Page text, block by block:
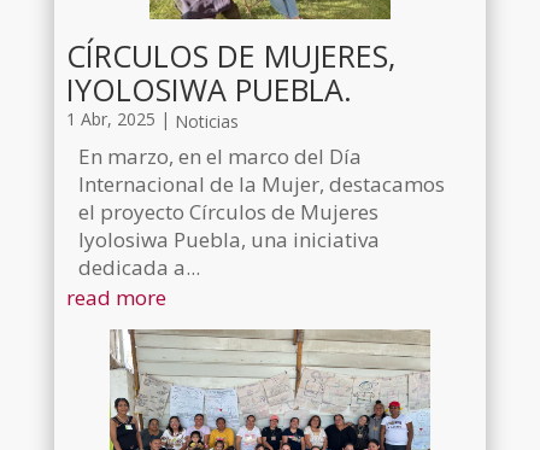
CÍRCULOS DE MUJERES,
IYOLOSIWA PUEBLA.
1 Abr, 2025 | Noticias
En marzo, en el marco del Día
Internacional de la Mujer, destacamos
el proyecto Círculos de Mujeres
Iyolosiwa Puebla, una iniciativa
dedicada a...
read more